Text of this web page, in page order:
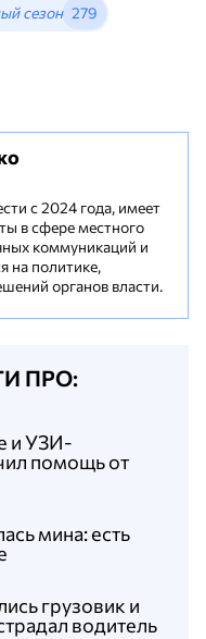
сезон 279
с 2024 года, имеет
в сфере местного
коммуникаций и
на политике,
органов власти.
ПРО:
грузовик и
водитель
мина: есть
и УЗИ-
помощь от